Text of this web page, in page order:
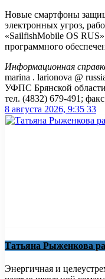
Новые смартфоны
электронных угроз,
«SailfishMobile OS
программного
Информационная
marina . larionova @
УФПС Брянской области
тел. (4832) 679-491;
8 августа 2026, 9:35 33
Татьяна Рыженкова
Энергичная и